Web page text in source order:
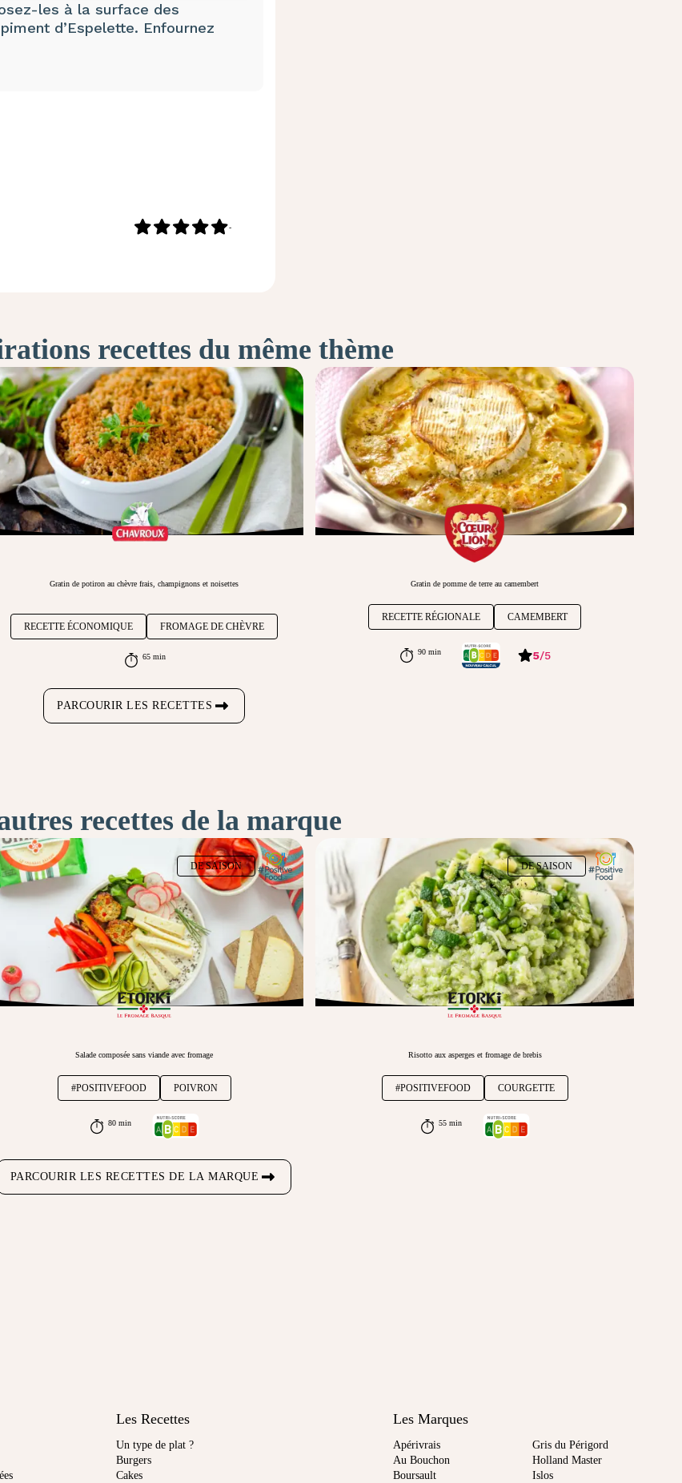
les à la surface des
d’Espelette. Enfournez
-
recettes du même thème
Gratin de potiron au chèvre frais, champignons et noisettes
RECETTE ÉCONOMIQUE FROMAGE DE CHÈVRE
65 min
Gratin de pomme de terre au camembert
RECETTE RÉGIONALE CAMEMBERT
90 min 5/5
PARCOURIR LES RECETTES
recettes de la marque
DE SAISON
Salade composée sans viande avec fromage
#POSITIVEFOOD POIVRON
80 min
DE SAISON
Risotto aux asperges et fromage de brebis
#POSITIVEFOOD COURGETTE
55 min
PARCOURIR LES RECETTES DE LA MARQUE
Les Recettes
Un type de plat ?
Burgers
Cakes
Les Marques
Apérivrais
Au Bouchon
Boursault
Gris du Périgord
Holland Master
Islos